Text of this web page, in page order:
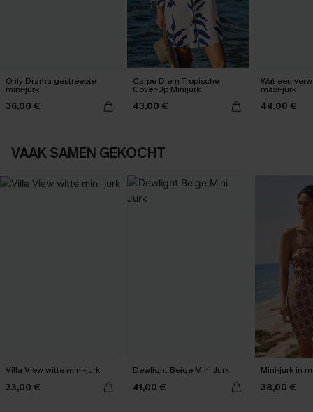
Only Drama gestreepte
mini-jurk
36,00 €
Carpe Diem Tropische
Cover-Up Minijurk
43,00 €
Wat een
maxi-jurk
44,00 €
VAAK SAMEN GEKOCHT
Villa View witte mini-jurk
33,00 €
Dewlight Beige Mini Jurk
41,00 €
Mini-jurk in
38,00 €